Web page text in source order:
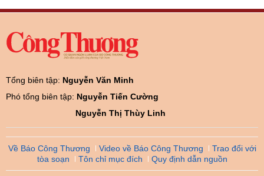
Tổng biên tập: Nguyễn Văn Minh
Phó tổng biên tập: Nguyễn Tiến Cường
Nguyễn Thị Thùy Linh
Về Báo Công Thương Video về Báo Công Thương
Trao đổi với
tòa soạn
Tôn chỉ mục đích Quy định dẫn nguồn